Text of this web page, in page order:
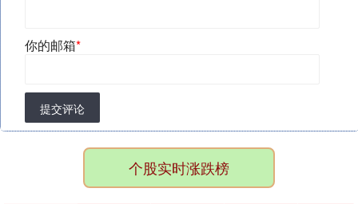
你的邮箱*
提交评论
个股实时涨跌榜